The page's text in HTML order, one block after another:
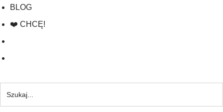
BLOG
❤️ CHCĘ!